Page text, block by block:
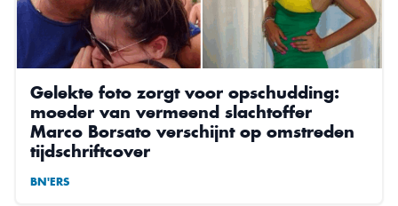
Gelekte foto zorgt voor opschudding:
moeder van vermeend slachtoffer
Marco Borsato verschijnt op omstreden
tijdschriftcover
BN'ERS